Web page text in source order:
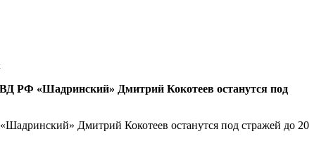
РФ «Шадринский» Дмитрий Кокотеев останутся под
Дмитрий Кокотеев останутся под стражей до 20